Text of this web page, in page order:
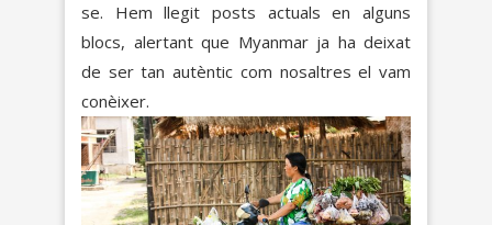
se. Hem llegit posts actuals en alguns
blocs, alertant que Myanmar ja ha deixat
de ser tan autèntic com nosaltres el vam
conèixer.